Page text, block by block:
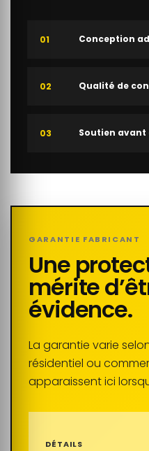
01 Conception
02 Qualité de
03 Soutien avant
GARANTIE FABRICANT
Une
mérite
évidence.
La garantie varie
résidentiel ou
apparaissent ici
DÉTAILS